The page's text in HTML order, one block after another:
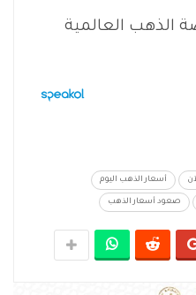
الذهب العالمية
أسعار الذهب اليوم
صعود أسعار الذهب